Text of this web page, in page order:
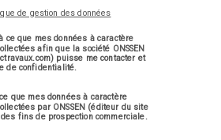
de gestion des données
ce que mes données à caractère
afin que la société ONSSEN
puisse me contacter et
de confidentialité.
que mes données à caractère
par ONSSEN (éditeur du site
fins de prospection commerciale.